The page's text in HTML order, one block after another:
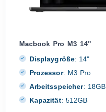
Macbook Pro M3 14"
Displaygröße: 14"
Prozessor: M3 Pro
Arbeitsspeicher: 18GB
Kapazität: 512GB